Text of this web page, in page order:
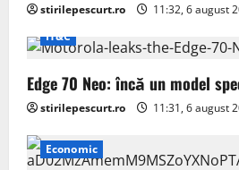
stirilepescurt.ro
11:32, 6 august
IT&C
Edge 70 Neo: încă un model
stirilepescurt.ro 11:31, 6 august
Economic